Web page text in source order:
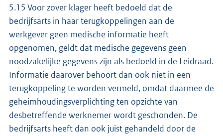
5.15 Voor zover klager heeft bedoeld dat de
bedrijfsarts in haar terugkoppelingen aan de
werkgever geen medische informatie heeft
opgenomen, geldt dat medische gegevens geen
noodzakelijke gegevens zijn als bedoeld in de Leidraad.
Informatie daarover behoort dan ook niet in een
terugkoppeling te worden vermeld, omdat daarmee de
geheimhoudingsverplichting ten opzichte van
desbetreffende werknemer wordt geschonden. De
bedrijfsarts heeft dan ook juist gehandeld door de